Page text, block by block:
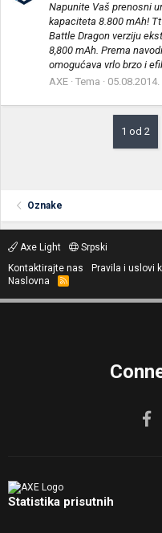
Napunite Vaš prenosni
kapaciteta 8.800 mAh!
Battle Dragon verziju
8,800 mAh. Prema
omogućava vrlo brzo i
AXE Tema 05.08.2014.
1 od 2
Oznake
Axe Light
Srpski
Kontaktirajte nas
Pravila i uslovi
Naslovna
R
S
Statistika prisutnih